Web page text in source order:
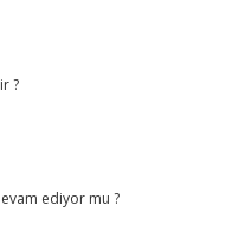
?
ediyor mu ?